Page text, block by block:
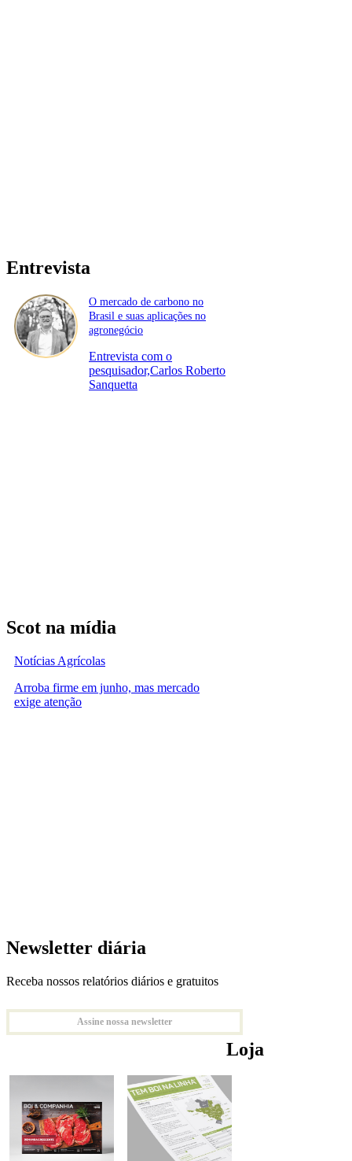
Entrevista
O mercado de carbono no
Brasil e suas aplicações no
agronegócio
Entrevista com o
pesquisador,Carlos Roberto
Sanquetta
Scot na mídia
Notícias Agrícolas
Arroba firme em junho, mas mercado
exige atenção
Newsletter diária
Receba nossos relatórios diários e gratuitos
Assine nossa newsletter
Loja